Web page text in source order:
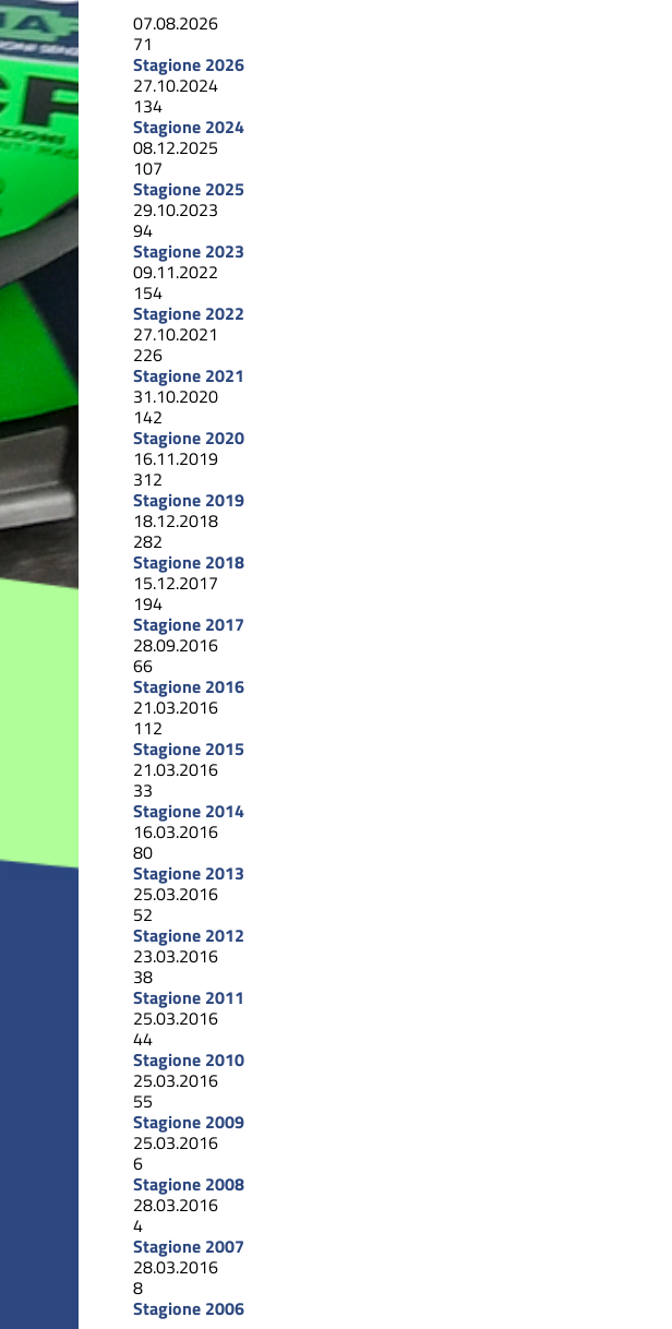
07.08.2026
71
Stagione 2026
27.10.2024
134
Stagione 2024
08.12.2025
107
Stagione 2025
29.10.2023
94
Stagione 2023
09.11.2022
154
Stagione 2022
27.10.2021
226
Stagione 2021
31.10.2020
142
Stagione 2020
16.11.2019
312
Stagione 2019
18.12.2018
282
Stagione 2018
15.12.2017
194
Stagione 2017
28.09.2016
66
Stagione 2016
21.03.2016
112
Stagione 2015
21.03.2016
33
Stagione 2014
16.03.2016
80
Stagione 2013
25.03.2016
52
Stagione 2012
23.03.2016
38
Stagione 2011
25.03.2016
44
Stagione 2010
25.03.2016
55
Stagione 2009
25.03.2016
6
Stagione 2008
28.03.2016
4
Stagione 2007
28.03.2016
8
Stagione 2006